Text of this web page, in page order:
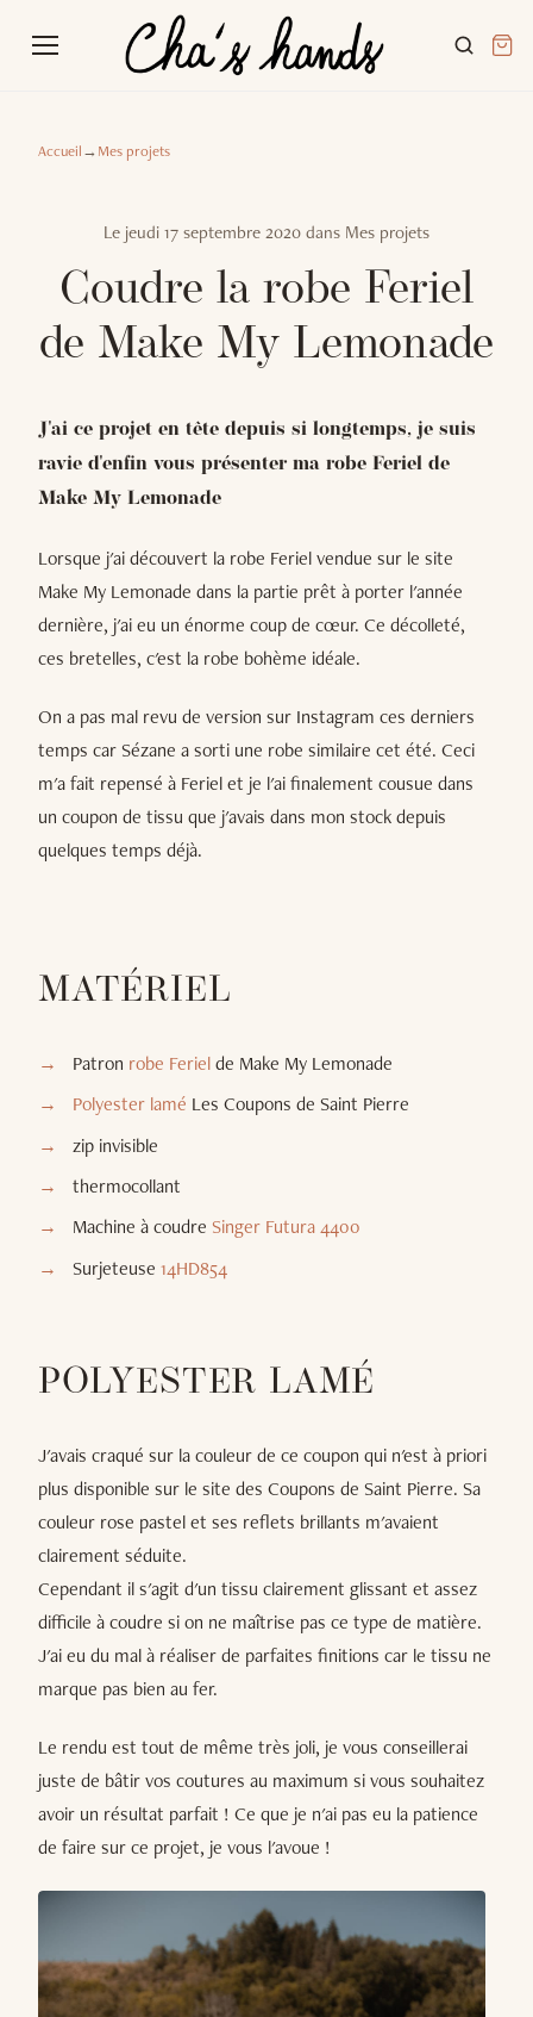
Accueil→Mes projets
Le jeudi 17 septembre 2020 dans Mes projets
Coudre la robe Feriel
de Make My Lemonade
J'ai ce projet en tête depuis si longtemps, je suis
ravie d'enfin vous présenter ma robe Feriel de
Make My Lemonade
Lorsque j'ai découvert la robe Feriel vendue sur le site
Make My Lemonade dans la partie prêt à porter l'année
dernière, j'ai eu un énorme coup de cœur. Ce décolleté,
ces bretelles, c'est la robe bohème idéale.
On a pas mal revu de version sur Instagram ces derniers
temps car Sézane a sorti une robe similaire cet été. Ceci
m'a fait repensé à Feriel et je l'ai finalement cousue dans
un coupon de tissu que j'avais dans mon stock depuis
quelques temps déjà.
MATÉRIEL
Patron robe Ferielde Make My Lemonade
Polyester lamé Les Coupons de Saint Pierre
zip invisible
thermocollant
Machine à coudre Singer Futura 4400
Surjeteuse 14HD854
POLYESTER LAMÉ
J'avais craqué sur la couleur de ce coupon qui n'est à priori
plus disponible sur le site des Coupons de Saint Pierre. Sa
couleur rose pastel et ses reflets brillants m'avaient
clairement séduite.
Cependant il s'agit d'un tissu clairement glissant et assez
difficile à coudre si on ne maîtrise pas ce type de matière.
J'ai eu du mal à réaliser de parfaites finitions car le tissu ne
marque pas bien au fer.
Le rendu est tout de même très joli, je vous conseillerai
juste de bâtir vos coutures au maximum si vous souhaitez
avoir un résultat parfait ! Ce que je n'ai pas eu la patience
de faire sur ce projet, je vous l'avoue !